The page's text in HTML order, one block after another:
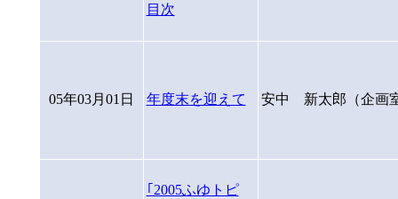
目次
05年03月01日 年度末を迎えて 安中 新太郎（企画
｢2005ふゆトピ